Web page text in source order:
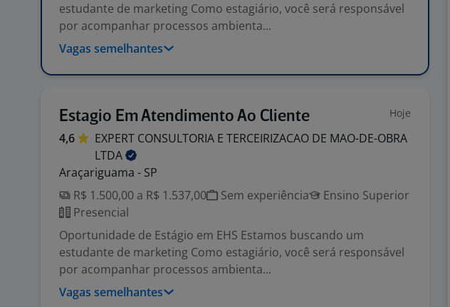
estudante de marketing Como estagiário, você será responsável
por acompanhar processos ambienta...
Vagas semelhantes
Estagio Em Atendimento Ao Cliente Hoje
4,6
EXPERT CONSULTORIA E TERCEIRIZACAO DE MAO-DE-OBRA
LTDA
Araçariguama - SP
R$ 1.500,00 a R$ 1.537,00
Sem experiência
Ensino Superior
Presencial
Oportunidade de Estágio em EHS Estamos buscando um
estudante de marketing Como estagiário, você será responsável
por acompanhar processos ambienta...
Vagas semelhantes